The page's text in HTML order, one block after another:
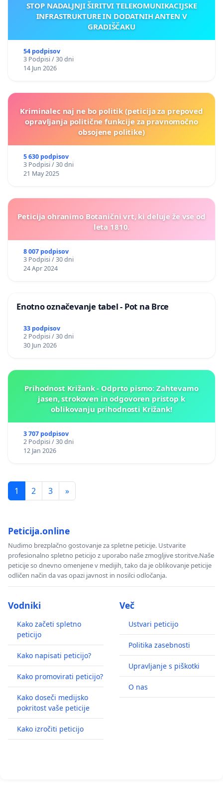
STOP NADALJNJI ŠIRITVI TELEKOMUNIKACIJSKE
INFRASTRUKTURE IN DODATNIH ANTEN V
GRADIŠČAKU
54 podpisov
3 Podpisi / 30 dni
14 Jun 2026
Kriminalec naj ne bo politik (peticija za prepoved
opravljanja politične funkcije za pravnomočno
obsojene politike)
5 630 podpisov
3 Podpisi / 30 dni
21 May 2025
Peticija ohranimo Botanični vrt, ki deluje že vse od
leta 1810.
8 007 podpisov
3 Podpisi / 30 dni
24 Apr 2024
Enotno označevanje tabel - Pot na Brce
33 podpisov
2 Podpisi / 30 dni
30 Jun 2026
Prihodnost Križank - Odprto pismo: Zahtevamo
jasen, strokoven in odgovoren pristop k
oblikovanju prihodnosti Križank!
3 707 podpisov
2 Podpisi / 30 dni
12 Jan 2026
1 2 3 »
Peticija.online
Nudimo brezplačno gostovanje za spletne peticije. Ustvarite
profesionalno spletno peticijo z uporabo naše zmogljive storitve.Naše
peticije so dnevno omenjene v medijih, tako da je oblikovanje peticije
odličen način da vas opazi javnost in nosilci odločanja.
Vodniki
Kako začeti spletno
peticijo
Kako napisati peticijo?
Kako promovirati peticijo?
Kako doseči medijsko
pokritost vaše peticije
Kako izročiti peticijo
Več
Ustvari peticijo
Politika zasebnosti
Upravljanje s piškotki
O nas